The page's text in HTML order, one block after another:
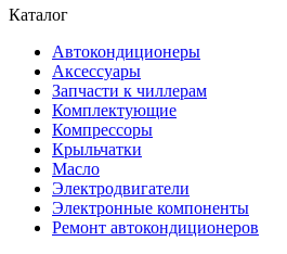
Каталог
Автокондиционеры
Аксессуары
Запчасти к чиллерам
Комплектующие
Компрессоры
Крыльчатки
Масло
Электродвигатели
Электронные компоненты
Ремонт автокондиционеров